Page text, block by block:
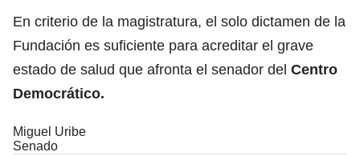
En criterio de la magistratura, el solo dictamen de la
Fundación es suficiente para acreditar el grave
estado de salud que afronta el senador del Centro
Democrático.
Miguel Uribe
Senado